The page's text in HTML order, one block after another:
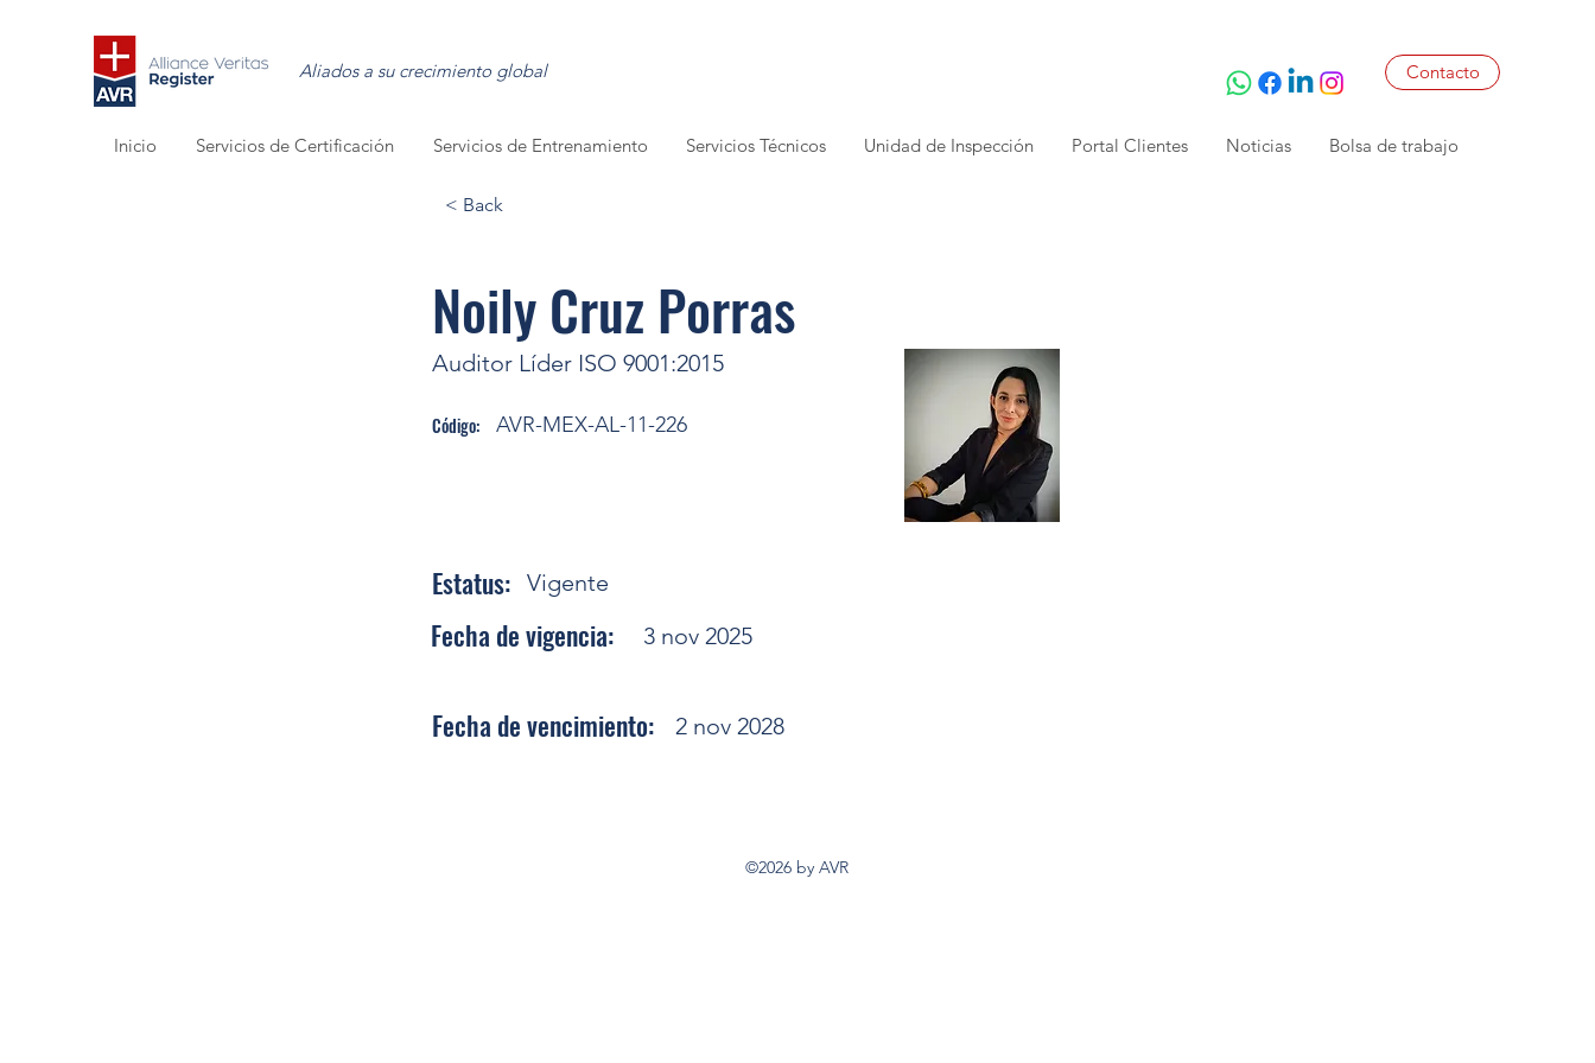
Aliados a su crecimiento global Contacto
Inicio Servicios de Certificación Servicios de Entrenamiento Servicios Técnicos Unidad de Inspección Portal Clientes Noticias Bolsa de trabajo
< Back
Noily Cruz Porras
Auditor Líder ISO 9001:2015
AVR-MEX-AL-11-226
Código:
Estatus: Vigente
Fecha de vigencia: 3 nov 2025
Fecha de vencimiento: 2 nov 2028
©2026 by AVR